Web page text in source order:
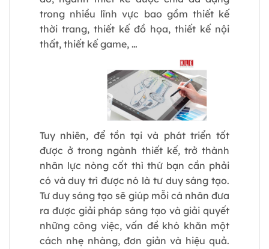
trong nhiều lĩnh vực bao gồm thiết kế
thời trang, thiết kế đồ họa, thiết kế nội
thất, thiết kế game, …
Tuy nhiên, để tồn tại và phát triển tốt
được ở trong ngành thiết kế, trở thành
nhân lực nòng cốt thì thứ bạn cần phải
có và duy trì được nó là tư duy sáng tạo.
Tư duy sáng tạo sẽ giúp mỗi cá nhân đưa
ra được giải pháp sáng tạo và giải quyết
những công việc, vấn đề khó khăn một
cách nhẹ nhàng, đơn giản và hiệu quả.